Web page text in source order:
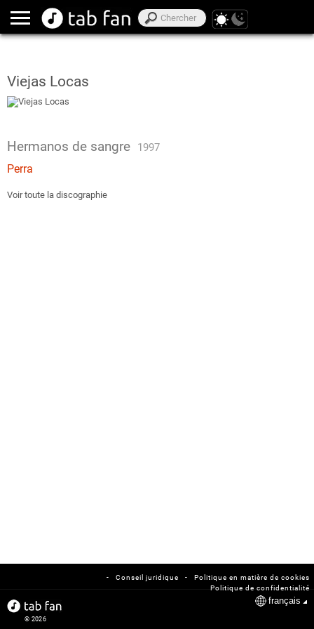
Viejas Locas
Hermanos de sangre 1997
Perra
Voir toute la discographie
Politique en matière de cookies
-
Conseil juridique
-
Politique de confidentialité
français
© 2026